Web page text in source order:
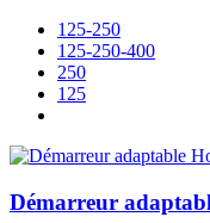
125-250
125-250-400
250
125
Démarreur